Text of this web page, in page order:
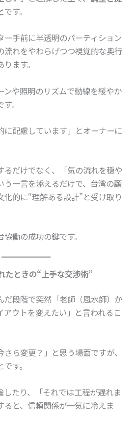
です。
ー手前に半透明のパーティション
流れをやわらげつつ視覚的な奥行
ます。
ンや照明のリズムで動線を緩やか
。
に配慮しています」とオーナーに
るだけでなく、「気の流れを穏や
う一言を添えるだけで、台湾の顧
的に“理解ある設計”と受け取り
働の成功の鍵です。
たときの“上手な交渉術”
だ段階で突然「老師（風水師）か
アウトを変えたい」と言われるこ
ら変更？」と思う場面ですが、
す。
したり、「それでは工程が遅れま
ると、信頼関係が一気に冷えま